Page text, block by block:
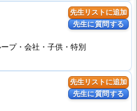
先生リストに追加
先生に質問する
ープ・会社・子供・特別
先生リストに追加
先生に質問する